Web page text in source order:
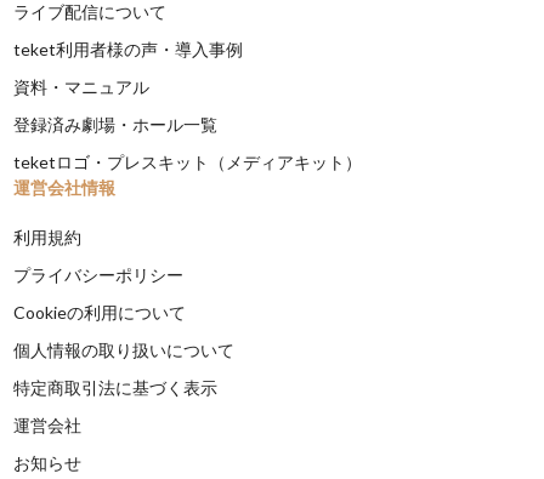
ライブ配信について
teket利用者様の声・導入事例
資料・マニュアル
登録済み劇場・ホール一覧
teketロゴ・プレスキット（メディアキット）
運営会社情報
利用規約
プライバシーポリシー
Cookieの利用について
個人情報の取り扱いについて
特定商取引法に基づく表示
運営会社
お知らせ